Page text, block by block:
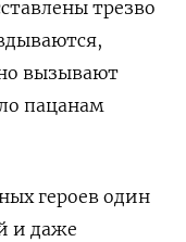
трезво
вызывают
пацанам
героев один
и даже